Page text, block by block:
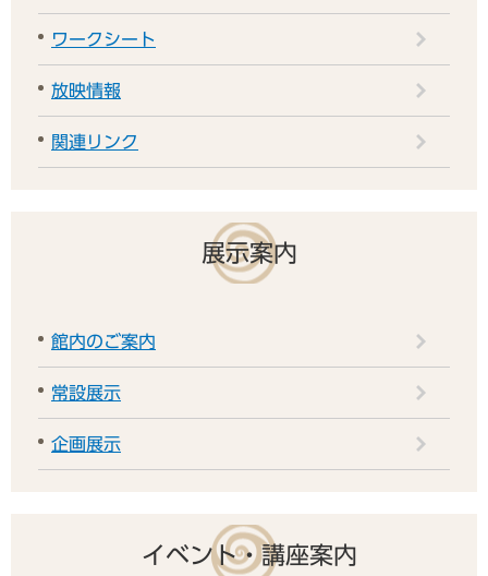
ワークシート
放映情報
関連リンク
展示案内
館内のご案内
常設展示
企画展示
イベント・講座案内